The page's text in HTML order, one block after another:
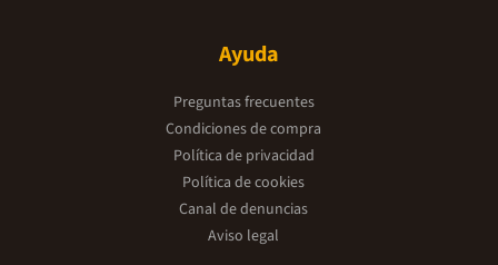
Ayuda
Preguntas frecuentes
Condiciones de compra
Política de privacidad
Política de cookies
Canal de denuncias
Aviso legal